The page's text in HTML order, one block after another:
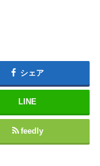
シェア
LINE
feedly